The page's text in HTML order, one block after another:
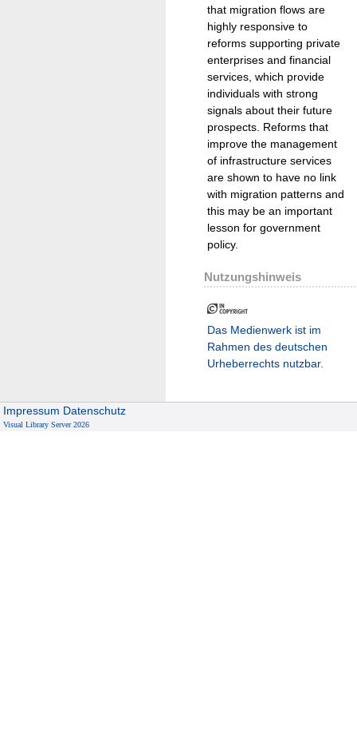
that migration flows are
highly responsive to
reforms supporting private
enterprises and financial
services, which provide
individuals with strong
signals about their future
prospects. Reforms that
improve the management
of infrastructure services
are shown to have no link
with migration patterns and
this may be an important
lesson for government
policy.
Nutzungshinweis
Das Medienwerk ist im
Rahmen des deutschen
Urheberrechts nutzbar.
Impressum Datenschutz
Visual Library Server 2026